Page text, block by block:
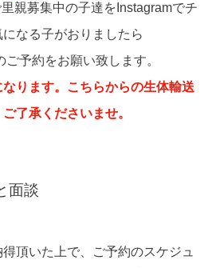
親募集中の子達をInstagramでチ
なる子がおりましたら
予約をお願い致します。
ります。こちらからの生体輸送
了承くださいませ。
面談
頂いた上で、ご予約のスケジュ